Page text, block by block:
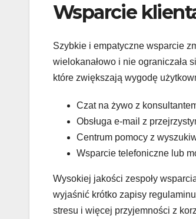
Wsparcie
Szybkie i empatyczne wsparcie
wielokanałowo i nie ograniczała
które zwiększają wygodę
Czat na żywo z
Obsługa e-mail z
Centrum pomocy z
Wsparcie telefoniczne lub
Wysokiej jakości zespoły
wyjaśnić krótko zapisy
stresu i więcej przyjemności z